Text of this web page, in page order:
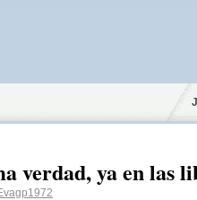
verdad, ya en las